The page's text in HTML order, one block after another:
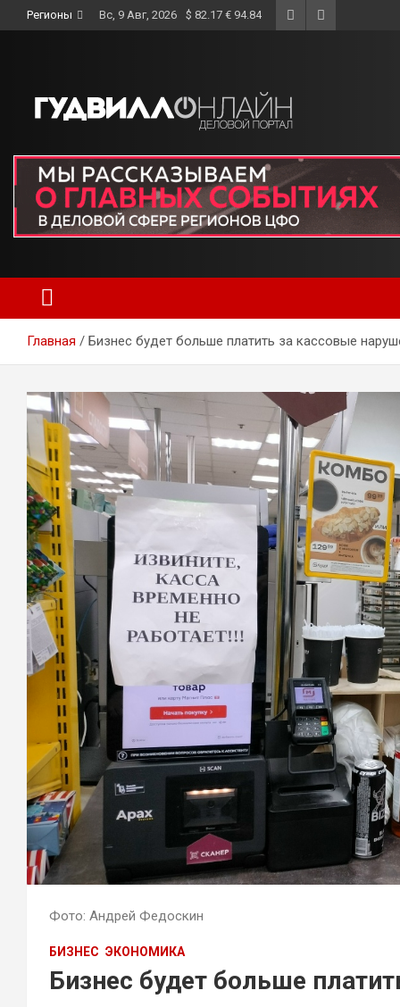
to
Регионы Вс, 9 Авг, 2026 $ 82.17 € 94.84
Главная Бизнес будет больше платить за кассовые
Фото: Андрей Федоскин
БИЗНЕС ЭКОНОМИКА
Бизнес будет больше